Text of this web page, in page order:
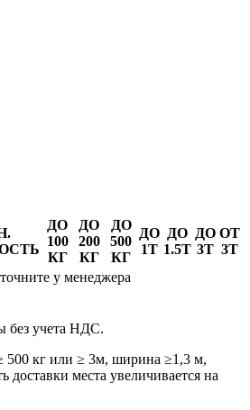
ДО
100
КГ
ДО
200
КГ
ДО
500
КГ
ДО
1Т
ДО
1.5Т
ДО
3Т
ОТ
3Т
у менеджера
без учета НДС.
500 кг или ≥ 3м, ширина ≥1,3 м,
доставки места увеличивается на